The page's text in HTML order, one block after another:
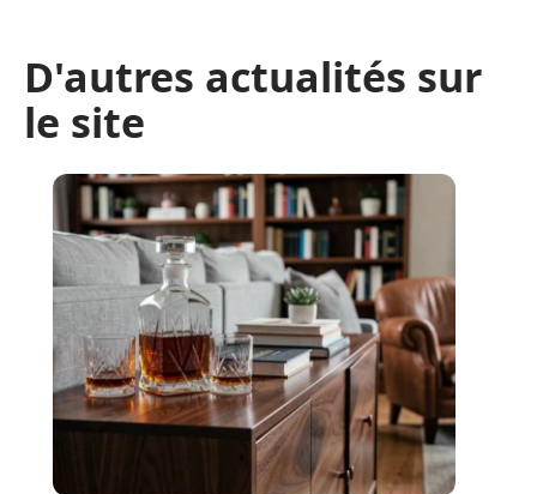
D'autres actualités sur
le site